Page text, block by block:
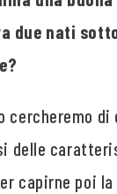
due nati
cercheremo di
delle
capirne poi